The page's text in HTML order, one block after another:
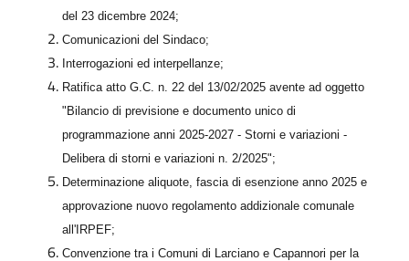
del 23 dicembre 2024;
Comunicazioni del Sindaco;
Interrogazioni ed interpellanze;
Ratifica atto G.C. n. 22 del 13/02/2025 avente ad oggetto
"Bilancio di previsione e documento unico di
programmazione anni 2025-2027 - Storni e variazioni -
Delibera di storni e variazioni n. 2/2025";
Determinazione aliquote, fascia di esenzione anno 2025 e
approvazione nuovo regolamento addizionale comunale
all'IRPEF;
Convenzione tra i Comuni di Larciano e Capannori per la